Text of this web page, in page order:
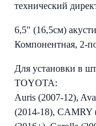
технический
6,5″ (16,5см)
Компонентная, 2-
Для установки в
TOYOTA:
Auris (2007-12),
(2014-18), CAMRY